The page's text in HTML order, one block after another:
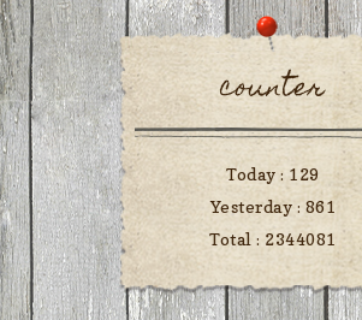
counter
Today : 129
Yesterday : 861
Total : 2344081